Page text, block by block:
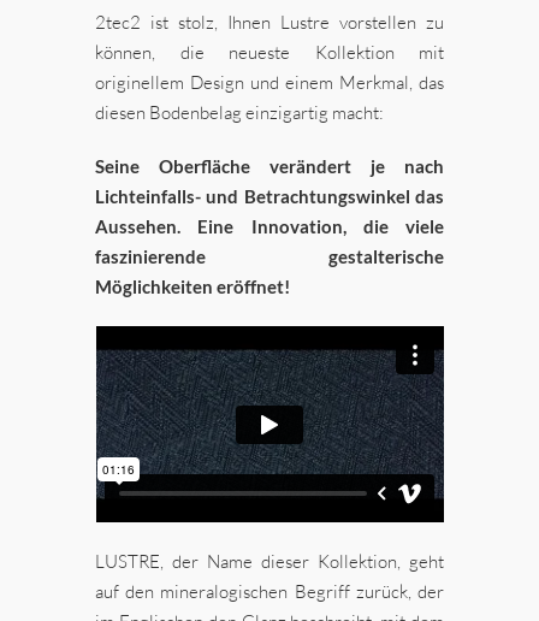
2tec2 ist stolz, Ihnen Lustre vorstellen zu
können, die neueste Kollektion mit
originellem Design und einem Merkmal, das
diesen Bodenbelag einzigartig macht:
Seine Oberfläche verändert je nach
Lichteinfalls- und Betrachtungswinkel das
Aussehen. Eine Innovation, die viele
faszinierende gestalterische
Möglichkeiten eröffnet!
LUSTRE, der Name dieser Kollektion, geht
auf den mineralogischen Begriff zurück, der